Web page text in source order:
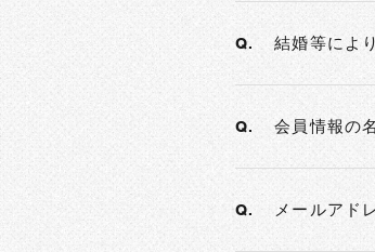
Q. 結婚等によ
Q. 会員情報の
Q. メールアド